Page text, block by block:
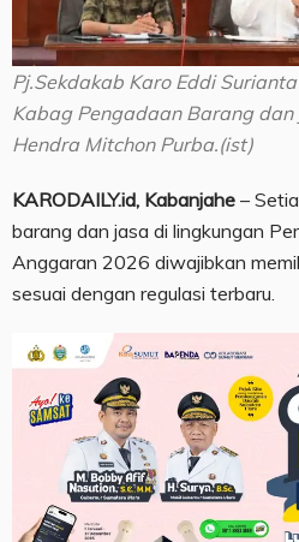
Pj.Sekdakab Karo Eddi
Kabag Pengadaan Barang dan
Hendra Mitchon Purba.(ist)
KARODAILY.id, Kabanjahe –
barang dan jasa di lingkungan
Anggaran 2026 diwajibkan
sesuai dengan regulasi terbaru.